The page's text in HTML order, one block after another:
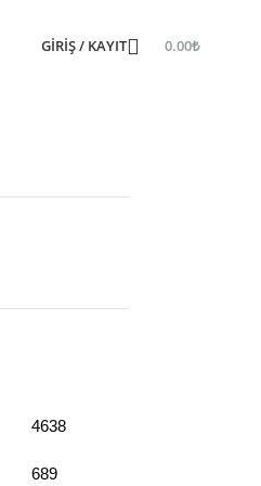
GIRIŞ / KAYIT 0.00₺
4638
689